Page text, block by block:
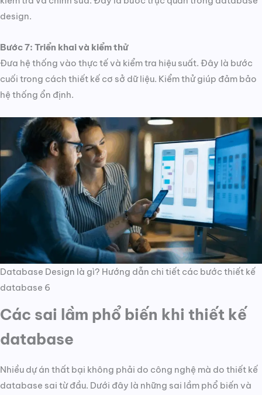
design.
Bước 7: Triển khai và kiểm thử
Đưa hệ thống vào thực tế và kiểm tra hiệu suất. Đây là bước
cuối trong cách thiết kế cơ sở dữ liệu. Kiểm thử giúp đảm bảo
hệ thống ổn định.
Database Design là gì? Hướng dẫn chi tiết các bước thiết kế
database 6
Các sai lầm phổ biến khi thiết kế
database
Nhiều dự án thất bại không phải do công nghệ mà do thiết kế
database sai từ đầu. Dưới đây là những sai lầm phổ biến và